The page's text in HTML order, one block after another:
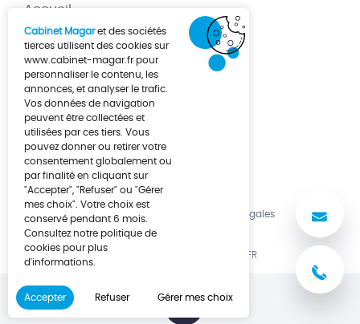
Accueil
Création d’entreprise
Développement d’entreprise
À propos
Actualités
Contact
Politique de cookies Mentions légales
UNE RÉALISATION LUCYAN.FR
Cabinet Magaret des sociétés
tierces utilisent des cookies sur
www.cabinet-magar.frpour
personnaliser le contenu, les
annonces, et analyser le trafic.
Vos données de navigation
peuvent être collectées et
utilisées par ces tiers. Vous
pouvez donner ou retirer votre
consentement globalement ou
par finalité en cliquant sur
"Accepter", "Refuser" ou "Gérer
mes choix". Votre choix est
conservé pendant 6 mois.
Consultez notre politique de
cookies pour plus
d'informations.
Accepter Refuser Gérer mes choix